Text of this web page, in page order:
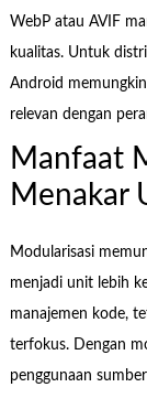
WebP atau AVIF
kualitas. Untuk
Android
relevan dengan
Manfaat
Menakar
Modularisasi
menjadi unit lebih
manajemen kode,
terfokus. Dengan
penggunaan